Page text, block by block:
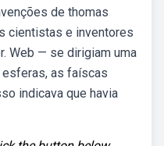
de thomas
cientistas e inventores
Web — se dirigiam uma
esferas, as faíscas
indicava que havia